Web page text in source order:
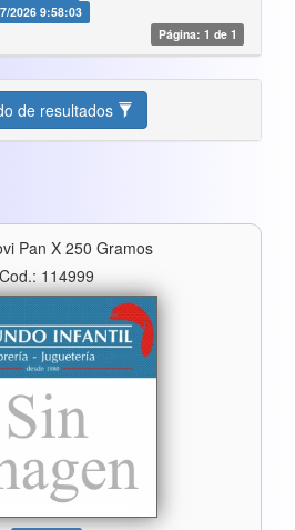
2026 9:58:03
Página: 1 de 1
de resultados
Pan X 250 Gramos
Cod.: 114999